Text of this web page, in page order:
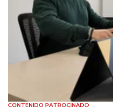
CONTENIDO PATROCINADO